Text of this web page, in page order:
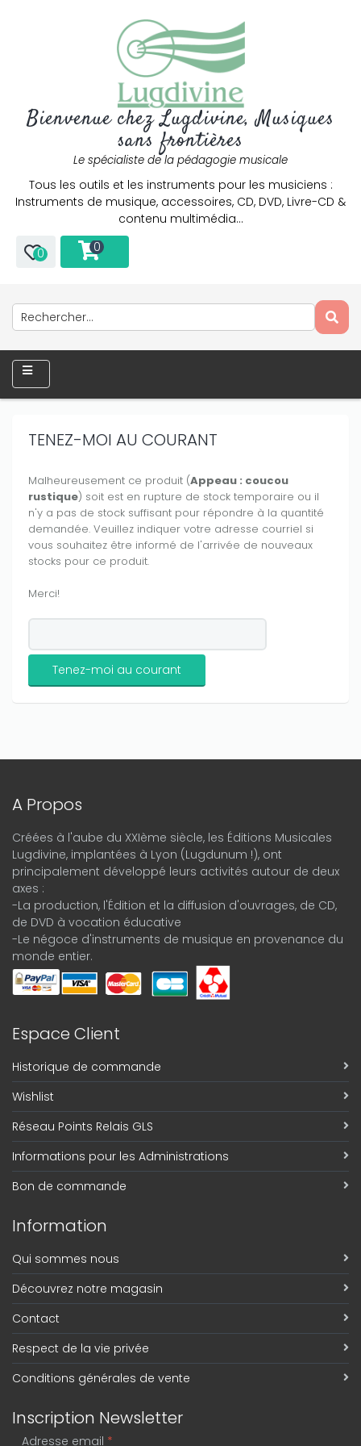
Bienvenue chez Lugdivine, Musiques
sans frontières
Le spécialiste de la pédagogie musicale
Tous les outils et les instruments pour les musiciens :
Instruments de musique, accessoires, CD, DVD, Livre-CD &
contenu multimédia…
0 0
TENEZ-MOI AU COURANT
Malheureusement ce produit (Appeau : coucou
rustique) soit est en rupture de stock temporaire ou il
n'y a pas de stock suffisant pour répondre à la quantité
demandée. Veuillez indiquer votre adresse courriel si
vous souhaitez être informé de l'arrivée de nouveaux
stocks pour ce produit.
Merci!
A Propos
Créées à l'aube du XXIème siècle, les Éditions Musicales
Lugdivine, implantées à Lyon (Lugdunum !), ont
principalement développé leurs activités autour de deux
axes :
-La production, l'Édition et la diffusion d'ouvrages, de CD,
de DVD à vocation éducative
-Le négoce d'instruments de musique en provenance du
monde entier.
Espace Client
Historique de commande
Wishlist
Réseau Points Relais GLS
Informations pour les Administrations
Bon de commande
Information
Qui sommes nous
Découvrez notre magasin
Contact
Respect de la vie privée
Conditions générales de vente
Inscription Newsletter
Adresse email *